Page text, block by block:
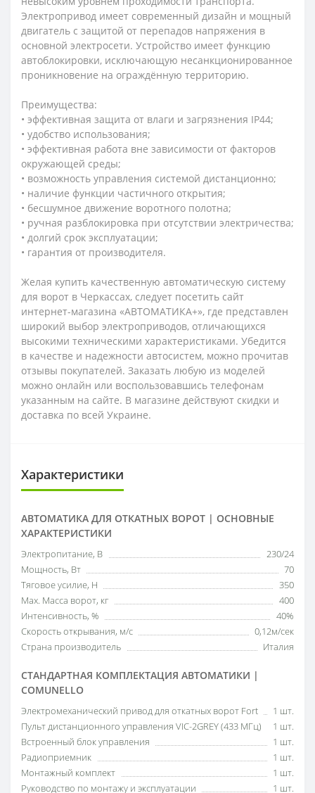
Электропривод имеет современный дизайн и мощный
двигатель с защитой от перепадов напряжения в
основной электросети. Устройство имеет функцию
автоблокировки, исключающую несанкционированное
проникновение на ограждённую территорию.
Преимущества:
• эффективная защита от влаги и загрязнения IP44;
• удобство использования;
• эффективная работа вне зависимости от факторов
окружающей среды;
• возможность управления системой дистанционно;
• наличие функции частичного открытия;
• бесшумное движение воротного полотна;
• ручная разблокировка при отсутствии электричества;
• долгий срок эксплуатации;
• гарантия от производителя.
Желая купить качественную автоматическую систему
для ворот в Черкассах, следует посетить сайт
интернет-магазина «АВТОМАТИКА+», где представлен
широкий выбор электроприводов, отличающихся
высокими техническими характеристиками. Убедится
в качестве и надежности автосистем, можно прочитав
отзывы покупателей. Заказать любую из моделей
можно онлайн или воспользовавшись телефонам
указанным на сайте. В магазине действуют скидки и
доставка по всей Украине.
Характеристики
АВТОМАТИКА ДЛЯ ОТКАТНЫХ ВОРОТ | ОСНОВНЫЕ
ХАРАКТЕРИСТИКИ
Электропитание, В
230/24
Мощность, Вт
70
Тяговое усилие, Н
350
Мах. Масса ворот, кг
400
Интенсивность, %
40%
Скорость открывания, м/с
0,12м/сек
Страна производитель
Италия
СТАНДАРТНАЯ КОМПЛЕКТАЦИЯ АВТОМАТИКИ |
COMUNELLO
Электромеханический привод для откатных ворот Fort
1 шт.
Пульт дистанционного управления VIC-2GREY (433 МГц)
1 шт.
Встроенный блок управления
1 шт.
Радиоприемник
1 шт.
Монтажный комплект
1 шт.
Руководство по монтажу и эксплуатации
1 шт.